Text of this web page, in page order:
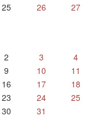
25 26
27
2 3
4
9 10
11
16 17
18
23 24
25
30 31